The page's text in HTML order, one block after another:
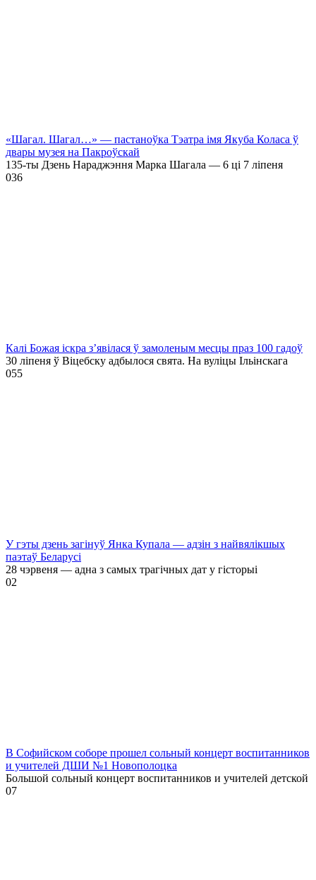
«Шагал. Шагал…» — пастаноўка Тэатра імя Якуба Коласа ў
двары музея на Пакроўскай
135-ты Дзень Нараджэння Марка Шагала — 6 ці 7 ліпеня
036
Калі Божая іскра з’явілася ў замоленым месцы праз 100 гадоў
30 ліпеня ў Віцебску адбылося свята. На вуліцы Ільінскага
055
У гэты дзень загінуў Янка Купала — адзін з найвялікшых
паэтаў Беларусі
28 чэрвеня — адна з самых трагічных дат у гісторыі
02
В Софийском соборе прошел сольный концерт воспитанников
и учителей ДШИ №1 Новополоцка
Большой сольный концерт воспитанников и учителей детской
07